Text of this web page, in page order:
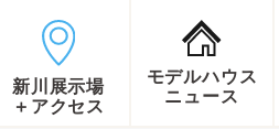
新川展示場
＋アクセス
モデルハウス
ニュース